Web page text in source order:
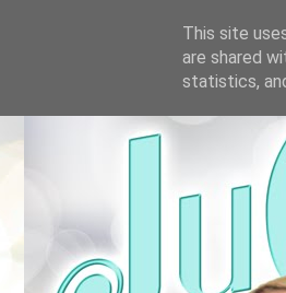
This site
are shared
statistics,